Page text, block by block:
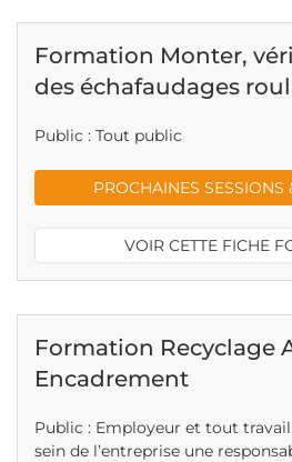
Formation Monter,
des échafaudages
Public : Tout public
PROCHAINES SESSIONS
VOIR CETTE FICHE
Formation Recyclage
Encadrement
Public : Employeur et tout
sein de l’entreprise une